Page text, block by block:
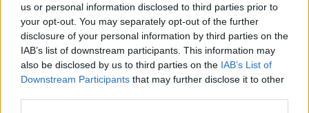
us or personal information disclosed to third parties prior to
your opt-out. You may separately opt-out of the further
disclosure of your personal information by third parties on the
IAB’s list of downstream participants. This information may
also be disclosed by us to third parties on the IAB’s List of
Downstream Participants that may further disclose it to other
SHOWBIZ
Η Ευρυδίκη Παπαδόπουλου προσκύνησε
τον Επιτάφιο σε κλίμα συγκίνησης
15:01 @14-04-2023